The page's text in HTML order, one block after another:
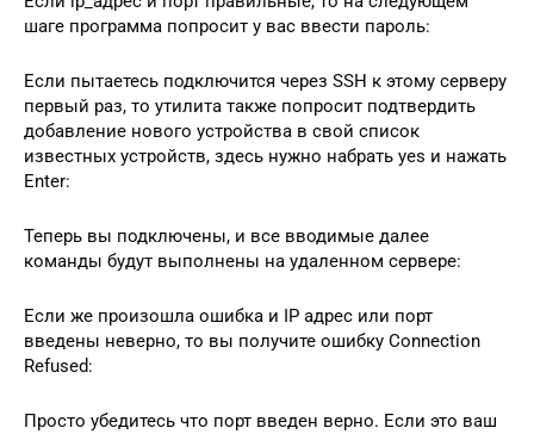
шаге программа попросит у вас ввести пароль:
Если пытаетесь подключится через SSH к этому серверу
первый раз, то утилита также попросит подтвердить
добавление нового устройства в свой список
известных устройств, здесь нужно набрать yes и нажать
Enter:
Теперь вы подключены, и все вводимые далее
команды будут выполнены на удаленном сервере:
Если же произошла ошибка и IP адрес или порт
введены неверно, то вы получите ошибку Connection
Refused:
Просто убедитесь что порт введен верно. Если это ваш